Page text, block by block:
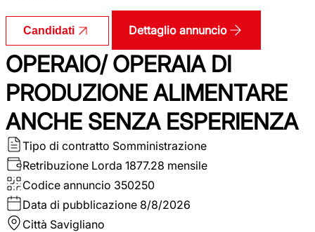
Candidati Dettaglio annuncio
OPERAIO/ OPERAIA DI
PRODUZIONE ALIMENTARE
ANCHE SENZA ESPERIENZA
Tipo di contratto Somministrazione
Retribuzione Lorda 1877.28 mensile
Codice annuncio 350250
Data di pubblicazione 8/8/2026
Città Savigliano